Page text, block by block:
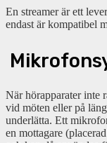
En streamer är ett
endast är kompatibel
När hörapparater inte
vid möten eller på
underlätta. Ett
en mottagare